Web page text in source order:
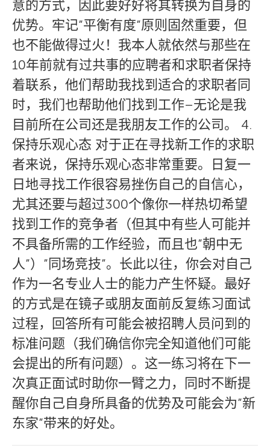
意的方式，因此要好好将其转换为自身的
优势。牢记”平衡有度”原则固然重要，但
也不能做得过火！我本人就依然与那些在
10年前就有过共事的应聘者和求职者保持
着联系，他们帮助我找到适合的求职者同
时，我们也帮助他们找到工作–无论是我
目前所在公司还是我朋友工作的公司。 4.
保持乐观心态 对于正在寻找新工作的求职
者来说，保持乐观心态非常重要。日复一
日地寻找工作很容易挫伤自己的自信心，
尤其还要与超过300个像你一样热切希望
找到工作的竞争者（但其中有些人可能并
不具备所需的工作经验，而且也”朝中无
人”）”同场竞技”。长此以往，你会对自己
作为一名专业人士的能力产生怀疑。最好
的方式是在镜子或朋友面前反复练习面试
过程，回答所有可能会被招聘人员问到的
标准问题（我们确信你完全知道他们可能
会提出的所有问题）。这一练习将在下一
次真正面试时助你一臂之力，同时不断提
醒你自己自身所具备的优势及可能会为”新
东家”带来的好处。